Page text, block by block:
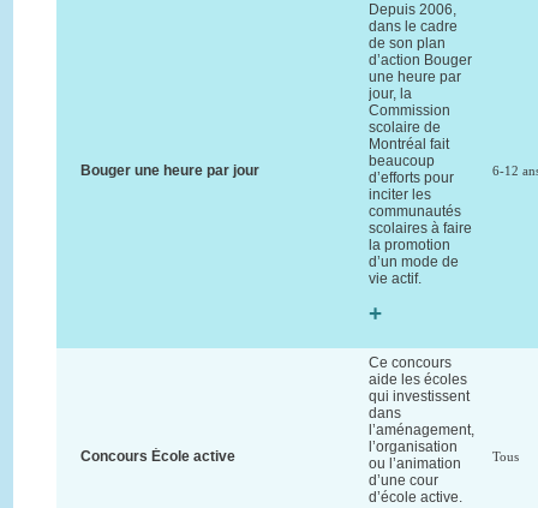
Bouger une heure par jour
Depuis 2006,
dans le cadre
de son plan
d’action Bouger
une heure par
jour, la
Commission
scolaire de
Montréal fait
beaucoup
d’efforts pour
inciter les
communautés
scolaires à faire
la promotion
d’un mode de
vie actif.
+
6-12
Concours École active
Ce concours
aide les écoles
qui investissent
dans
l’aménagement,
l’organisation
ou l’animation
d’une cour
d’école active.
Tous